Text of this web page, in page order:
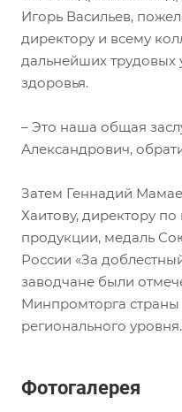
Игорь Васильев,
директору и всему
дальнейших трудовых
здоровья.
– Это наша общая
Александрович,
Затем Геннадий
Хаитову, директору
продукции, медаль
России «За
заводчане были
Минпромторга
регионального уровня.
Фотогалерея